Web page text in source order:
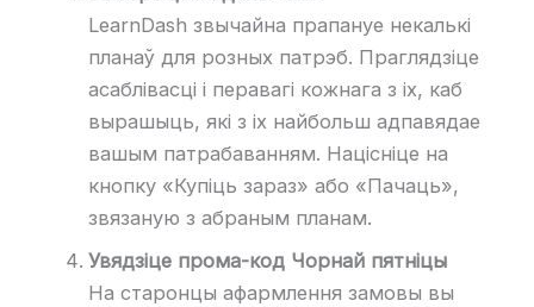
LearnDash звычайна прапануе некалькі
планаў для розных патрэб. Праглядзіце
асаблівасці і перавагі кожнага з іх, каб
вырашыць, які з іх найбольш адпавядае
вашым патрабаванням. Націсніце на
кнопку «Купіць зараз» або «Пачаць»,
звязаную з абраным планам.
Увядзіце прома-код Чорнай пятніцы
На старонцы афармлення замовы вы